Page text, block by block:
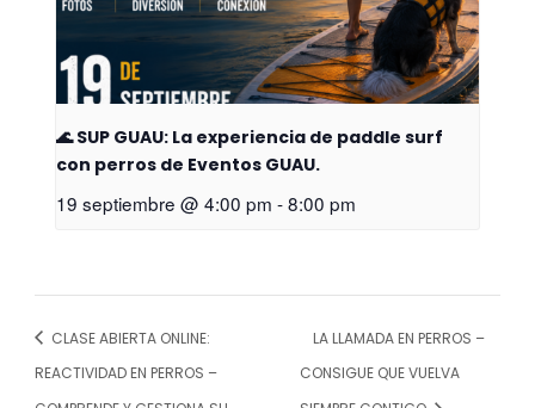
🌊 SUP GUAU: La experiencia de paddle surf
con perros de Eventos GUAU.
19 septiembre @ 4:00 pm -8:00 pm
CLASE ABIERTA ONLINE:
REACTIVIDAD EN PERROS –
LA LLAMADA EN PERROS –
CONSIGUE QUE VUELVA